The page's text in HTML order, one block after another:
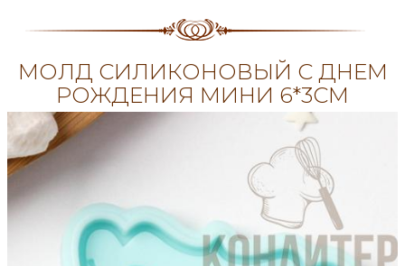
МОЛД СИЛИКОНОВЫЙ С ДНЕМ
РОЖДЕНИЯ МИНИ 6*3СМ